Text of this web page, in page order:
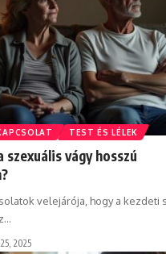
TEST ÉS LÉLEK
vágy hosszú
velejárója, hogy a kezdeti
…
2025